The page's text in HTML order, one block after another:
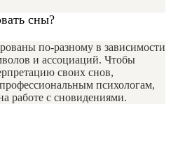
сны?
по-разному в зависимости
и ассоциаций. Чтобы
своих снов,
психологам,
работе с сновидениями.